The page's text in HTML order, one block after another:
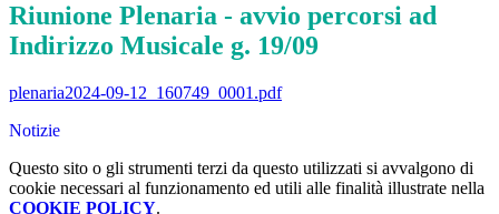
Riunione Plenaria - avvio percorsi ad
Indirizzo Musicale g. 19/09
plenaria2024-09-12_160749_0001.pdf
Notizie
Questo sito o gli strumenti terzi da questo utilizzati si avvalgono di
cookie necessari al funzionamento ed utili alle finalità illustrate nella
COOKIE POLICY.